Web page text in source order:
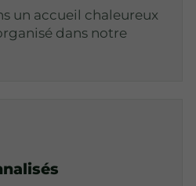
un accueil chaleureux
dans notre